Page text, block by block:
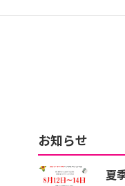
お知らせ
夏